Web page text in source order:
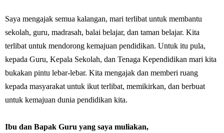
Saya mengajak semua kalangan, mari terlibat untuk membantu
sekolah, guru, madrasah, balai belajar, dan taman belajar. Kita
terlibat untuk mendorong kemajuan pendidikan. Untuk itu pula,
kepada Guru, Kepala Sekolah, dan Tenaga Kependidikan mari kita
bukakan pintu lebar-lebar. Kita mengajak dan memberi ruang
kepada masyarakat untuk ikut terlibat, memikirkan, dan berbuat
untuk kemajuan dunia pendidikan kita.
Ibu dan Bapak Guru yang saya muliakan,